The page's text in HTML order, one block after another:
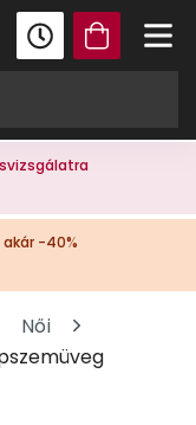
-40%
Női